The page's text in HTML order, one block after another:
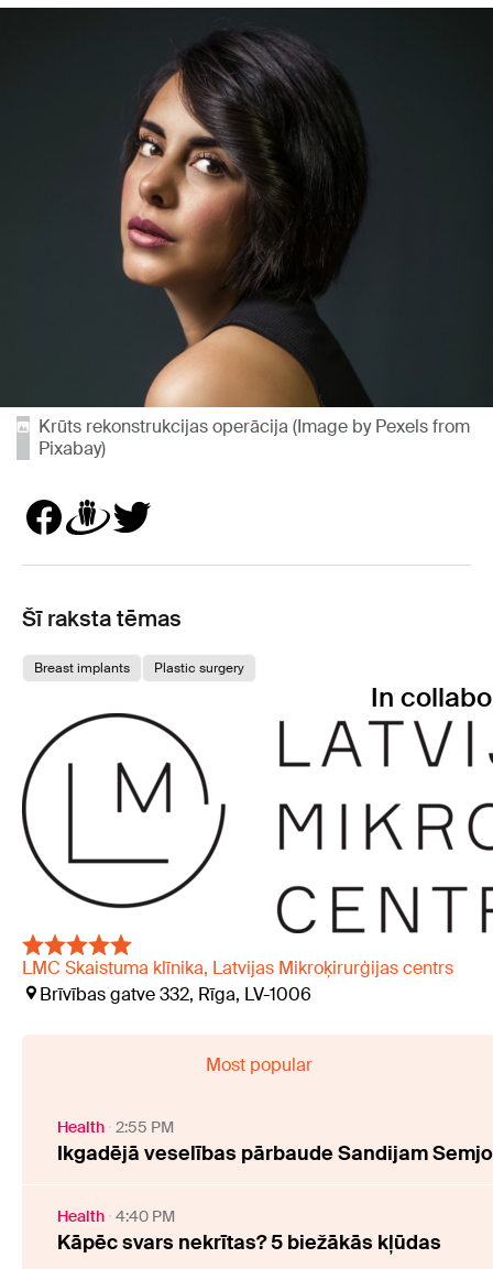
Krūts rekonstrukcijas operācija (Image by Pexels from
Pixabay)
Šī raksta tēmas
Breast implants Plastic surgery
In
LMC Skaistuma klīnika, Latvijas Mikroķirurģijas centrs
Brīvības gatve 332, Rīga, LV-1006
Most popular
Health 2:55 PM
Ikgadējā veselības pārbaude Sandijam
Health 4:40 PM
Kāpēc svars nekrītas? 5 biežākās kļūdas